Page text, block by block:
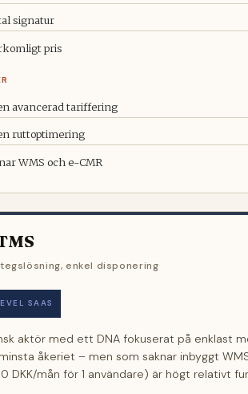
signatur
pris
avancerad tariffering
ruttoptimering
WMS och e-CMR
enkel disponering
SAAS
aktör med ett DNA fokuserat på enklast
åkeriet – men som saknar inbyggt
DKK/mån för 1 användare) är högt relativt